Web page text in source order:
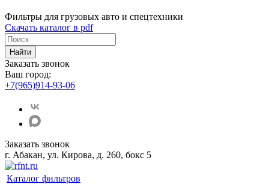
Фильтры для грузовых авто и спецтехники
Скачать каталог в pdf
Найти
Заказать звонок
Ваш город:
+7(965)914-93-06
Заказать звонок
г. Абакан, ул. Кирова, д. 260, бокс 5
Каталог фильтров